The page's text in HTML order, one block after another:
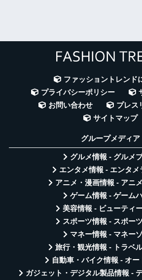
ファッショントレンド
プライバシーポリシー
お問い合わせ
プレス
サイトマップ
グループメディア
グルメ情報 - グルメ
エンタメ情報 - エンタメ
アニメ・漫画情報 - アニ
ゲーム情報 - ゲーム
美容情報 - ビューティ
スポーツ情報 - スポー
マネー情報 - マネー
旅行・観光情報 - トラベ
自動車・バイク情報 - オー
ガジェット・デジタル製品情報 -